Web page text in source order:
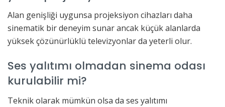
Alan genişliği uygunsa projeksiyon cihazları daha
sinematik bir deneyim sunar ancak küçük alanlarda
yüksek çözünürlüklü televizyonlar da yeterli olur.
Ses yalıtımı olmadan sinema odası
kurulabilir mi?
Teknik olarak mümkün olsa da ses yalıtımı